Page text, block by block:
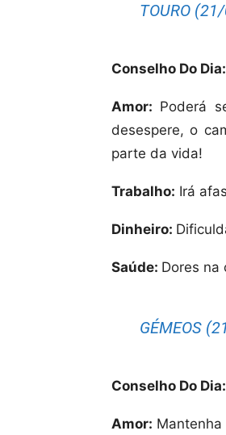
TOURO
Conselho Do Dia:
Amor: Poderá
desespere, o
parte da vida!
Trabalho: Irá
Dinheiro:
Saúde: Dores na
GÉMEOS
Conselho Do Dia:
Amor: Mantenha